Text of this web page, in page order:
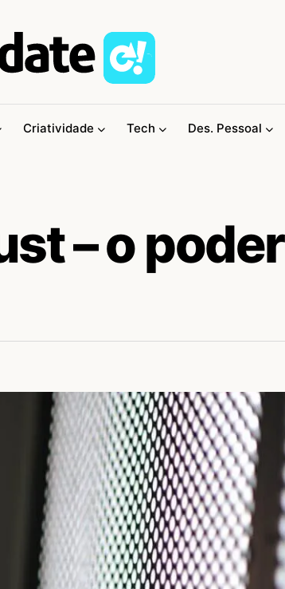
Criatividade Tech Des. Pessoal
– o poder